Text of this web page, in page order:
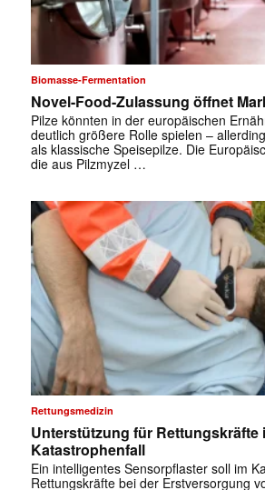
Biomasse-Fermentation
Novel-Food-Zulassung öffnet
Pilze könnten in der europäischen
deutlich größere Rolle spielen –
als klassische Speisepilze. Die
die aus Pilzmyzel …
Rettungsmedizin
Unterstützung für Rettungskräfte
Katastrophenfall
Ein intelligentes Sensorpflaster soll im
Rettungskräfte bei der Erstversorgung